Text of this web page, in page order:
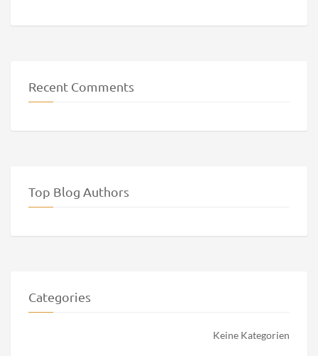
Recent Comments
Top Blog Authors
Categories
Keine Kategorien